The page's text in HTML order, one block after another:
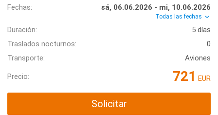
Fechas:
sá, 06.06.2026 - mi, 10.06.2026
Todas las fechas
Duración:
5 días
Traslados nocturnos:
0
Transporte:
Aviones
Precio: 721 EUR
Solicitar